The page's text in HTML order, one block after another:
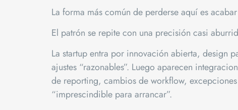
La forma más común de perderse aquí es
El patrón se repite con una precisión casi
La startup entra por innovación abierta, design
ajustes “razonables”. Luego aparecen
de reporting, cambios de workflow,
“imprescindible para arrancar”.